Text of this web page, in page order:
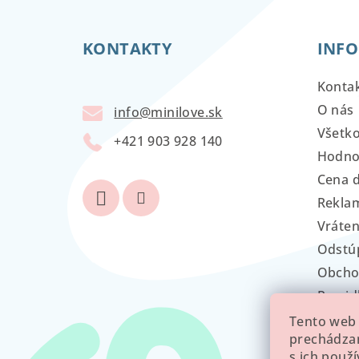
Tento
KONTAKTY
info@minilove.sk
+421 903 928 140
O nás
Cena
GDPR